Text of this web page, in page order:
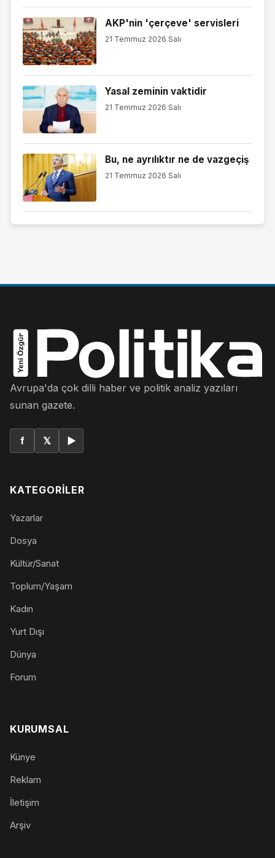
AKP'nin 'çerçeve' servisleri
21 Temmuz 2026 Salı
Yasal zeminin vaktidir
21 Temmuz 2026 Salı
Bu, ne ayrılıktır ne de vazgeçiş
21 Temmuz 2026 Salı
Avrupa'da çok dilli haber ve politik analiz yazıları
sunan gazete.
f 𝕏 ▶
KATEGORILER
Yazarlar
Dosya
Kültür/Sanat
Toplum/Yaşam
Kadın
Yurt Dışı
Dünya
Forum
KURUMSAL
Künye
Reklam
İletişim
Arşiv